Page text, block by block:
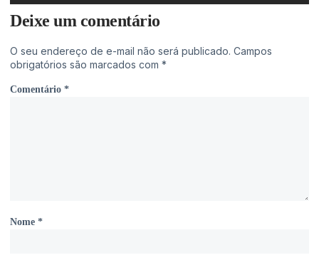
Deixe um comentário
O seu endereço de e-mail não será publicado. Campos
obrigatórios são marcados com *
Comentário *
Nome *